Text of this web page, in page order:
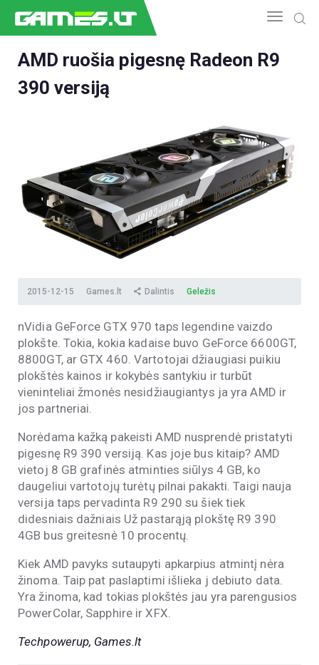
NAUJIENOS
VIDEO
APŽVALGOS
ŽAIDIMAI
AMD ruošia pigesnę Radeon R9
390 versiją
2015-12-15 Games.lt Dalintis Geležis
nVidia GeForce GTX 970 taps legendine vaizdo
plokšte. Tokia, kokia kadaise buvo GeForce 6600GT,
8800GT, ar GTX 460. Vartotojai džiaugiasi puikiu
plokštės kainos ir kokybės santykiu ir turbūt
vieninteliai žmonės nesidžiaugiantys ja yra AMD ir
jos partneriai.
Norėdama kažką pakeisti AMD nusprendė pristatyti
pigesnę R9 390 versiją. Kas joje bus kitaip? AMD
vietoj 8 GB grafinės atminties siūlys 4 GB, ko
daugeliui vartotojų turėtų pilnai pakakti. Taigi nauja
versija taps pervadinta R9 290 su šiek tiek
didesniais dažniais Už pastarąją plokštę R9 390
4GB bus greitesnė 10 procentų.
Kiek AMD pavyks sutaupyti apkarpius atmintį nėra
žinoma. Taip pat paslaptimi išlieka j debiuto data.
Yra žinoma, kad tokias plokštės jau yra parengusios
PowerColar, Sapphire ir XFX.
Techpowerup, Games.lt